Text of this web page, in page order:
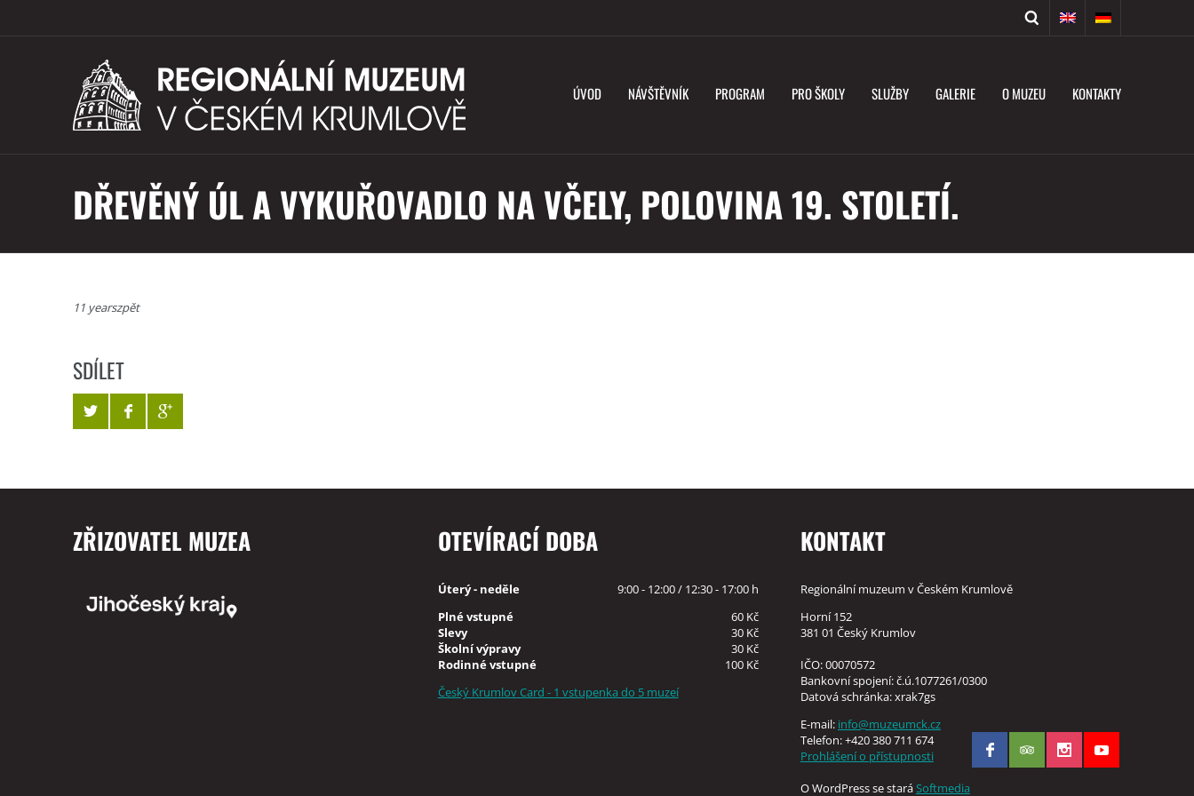
ÚVOD NÁVŠTĚVNÍK PROGRAM PRO ŠKOLY SLUŽBY GALERIE O MUZEU KONTAKTY
DŘEVĚNÝ ÚL A VYKUŘOVADLO NA VČELY, POLOVINA 19. STOLETÍ.
11 yearszpět
SDÍLET
ZŘIZOVATEL MUZEA OTEVÍRACÍ DOBA
Úterý - neděle
9:00 - 12:00 / 12:30 - 17:00 h
Plné vstupné
60 Kč
Slevy
30 Kč
Školní výpravy
30 Kč
Rodinné vstupné
100 Kč
Český Krumlov Card - 1 vstupenka do 5 muzeí
KONTAKT
Regionální muzeum v Českém Krumlově
Horní 152
381 01 Český Krumlov
IČO: 00070572
Bankovní spojení: č.ú.1077261/0300
Datová schránka: xrak7gs
E-mail: info@muzeumck.cz
Telefon: +420 380 711 674
Prohlášení o přístupnosti
O WordPress se staráSoftmedia